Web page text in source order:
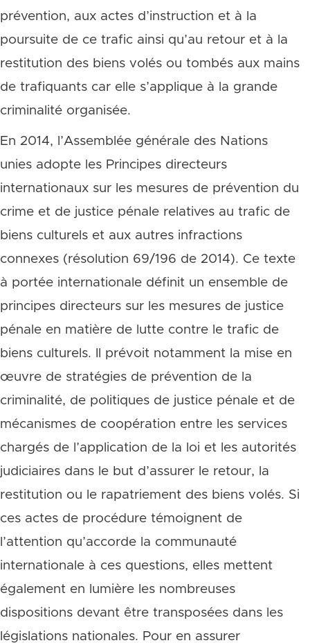
prévention, aux actes d’instruction et à la
poursuite de ce trafic ainsi qu’au retour et à la
restitution des biens volés ou tombés aux mains
de trafiquants car elle s’applique à la grande
criminalité organisée.
En 2014, l’Assemblée générale des Nations
unies adopte les Principes directeurs
internationaux sur les mesures de prévention du
crime et de justice pénale relatives au trafic de
biens culturels et aux autres infractions
connexes (résolution 69/196 de 2014). Ce texte
à portée internationale définit un ensemble de
principes directeurs sur les mesures de justice
pénale en matière de lutte contre le trafic de
biens culturels. Il prévoit notamment la mise en
œuvre de stratégies de prévention de la
criminalité, de politiques de justice pénale et de
mécanismes de coopération entre les services
chargés de l’application de la loi et les autorités
judiciaires dans le but d’assurer le retour, la
restitution ou le rapatriement des biens volés. Si
ces actes de procédure témoignent de
l’attention qu’accorde la communauté
internationale à ces questions, elles mettent
également en lumière les nombreuses
dispositions devant être transposées dans les
législations nationales. Pour en assurer